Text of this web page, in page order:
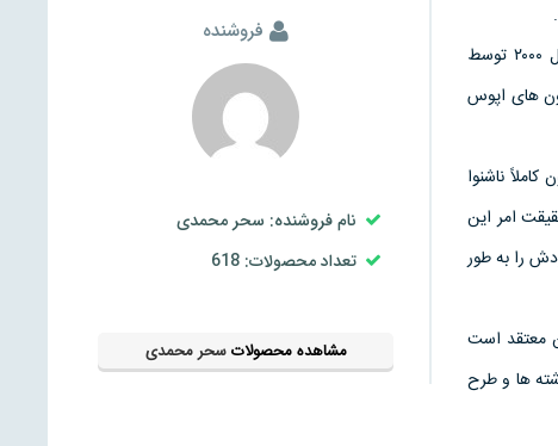
اين نوشته ترجمه قطعه اى است از مقاله كيندرمن راجع به آثار پيانويى بتهوون كه براى نخستين بار سال ۲۰۰۰ توسط
هاى اپوس
ناشنوا
امر اين
را به طور
معتقد است
ها و طرح
فروشنده
نام فروشنده: سحر محمدی
تعداد محصولات: 618
مشاهده محصولاتسحر محمدی